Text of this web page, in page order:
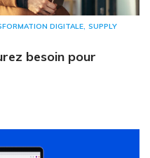
DIGITALE, SUPPLY
besoin pour